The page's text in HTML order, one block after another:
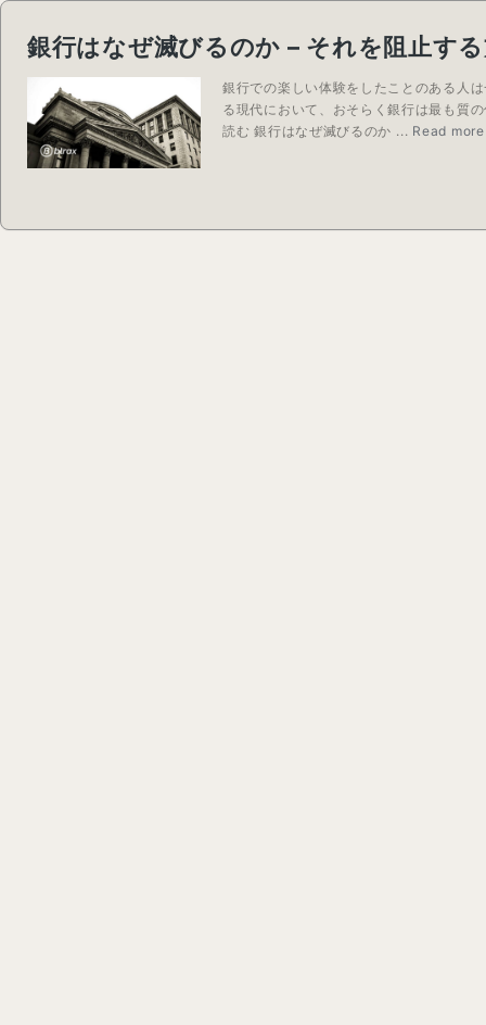
銀行はなぜ滅びるのか – それを阻止す
銀行での楽しい体験をしたことのある人
る現代において、おそらく銀行は最も質
読む 銀行はなぜ滅びるのか ... Read more